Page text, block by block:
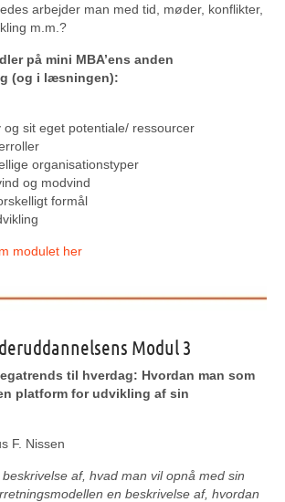
arbejder man med tid, møder, konflikter,
m.m.?
på mini MBA’ens anden
(og i læsningen):
og sit eget potentiale/ ressourcer
organisationstyper
og modvind
formål
modulet her
Modul 3
til hverdag: Hvordan man som
platform for udvikling af sin
F. Nissen
af, hvad man vil opnå med sin
en beskrivelse af, hvordan